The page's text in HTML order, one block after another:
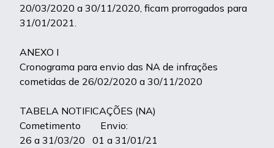
20/03/2020 a 30/11/2020, ficam prorrogados para
31/01/2021.
ANEXO I
Cronograma para envio das NA de infrações
cometidas de 26/02/2020 a 30/11/2020
TABELA NOTIFICAÇÕES (NA)
Cometimento Envio:
26 a 31/03/20 01 a 31/01/21